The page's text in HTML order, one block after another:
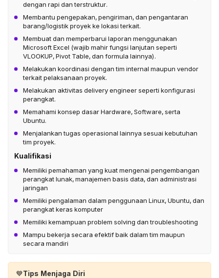
dengan rapi dan terstruktur.
Membantu pengepakan, pengiriman, dan pengantaran
barang/logistik proyek ke lokasi terkait.
Membuat dan memperbarui laporan menggunakan
Microsoft Excel (wajib mahir fungsi lanjutan seperti
VLOOKUP, Pivot Table, dan formula lainnya).
Melakukan koordinasi dengan tim internal maupun vendor
terkait pelaksanaan proyek.
Melakukan aktivitas delivery engineer seperti konfigurasi
perangkat.
Memahami konsep dasar Hardware, Software, serta
Ubuntu.
Menjalankan tugas operasional lainnya sesuai kebutuhan
tim proyek.
Kualifikasi
Memiliki pemahaman yang kuat mengenai pengembangan
perangkat lunak, manajemen basis data, dan administrasi
jaringan
Memiliki pengalaman dalam penggunaan Linux, Ubuntu, dan
perangkat keras komputer
Memiliki kemampuan problem solving dan troubleshooting
Mampu bekerja secara efektif baik dalam tim maupun
secara mandiri
💙Tips Menjaga Diri